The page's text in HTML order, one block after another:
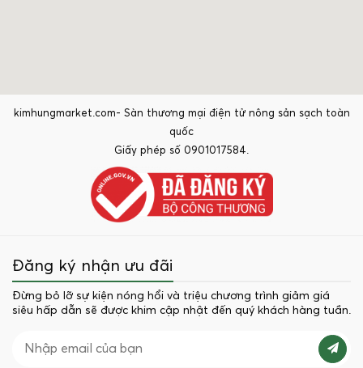
kimhungmarket.com- Sàn thương mại điện tử nông sản sạch toàn
quốc
Giấy phép số 0901017584.
Đăng ký nhận ưu đãi
Đừng bỏ lỡ sự kiện nóng hổi và triệu chương trình giảm giá
siêu hấp dẫn sẽ được khim cập nhật đến quý khách hàng tuần.